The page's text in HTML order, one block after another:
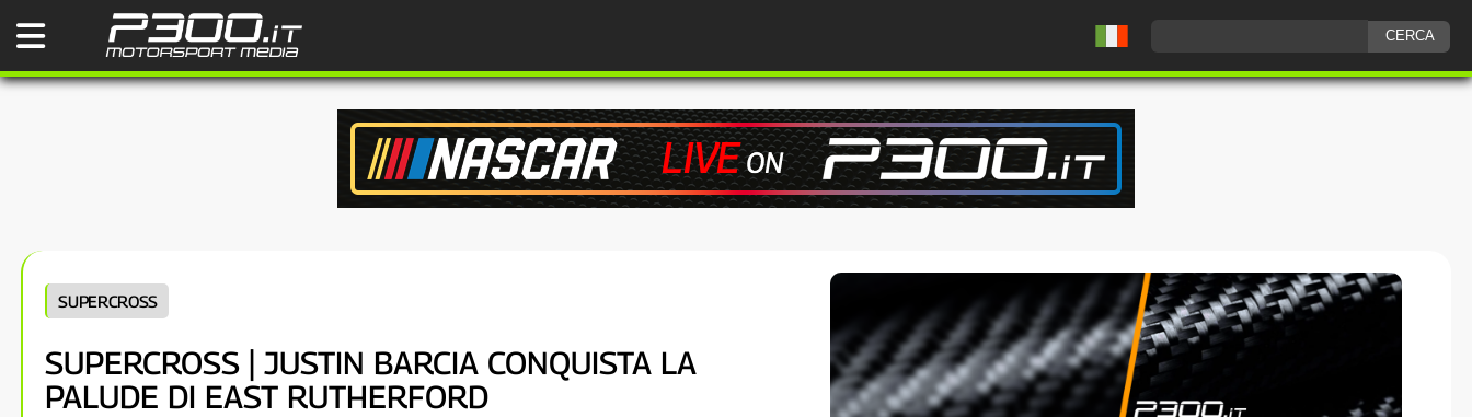
SUPERCROSS
SUPERCROSS | JUSTIN BARCIA CONQUISTA LA
PALUDE DI EAST RUTHERFORD